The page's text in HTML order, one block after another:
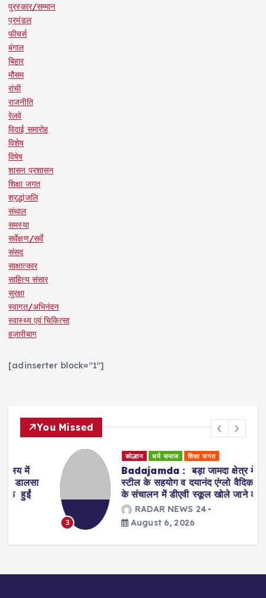
पुरस्कार/सम्मान
प्रमंडल
फीचर्स
बंगाल
बिहार
मौसम
रांची
राजनीति
रेलवे
विदाई समारोह
विशेष
विषेष
शासन प्रशासन
शिक्षा जगत
श्रद्धांजलि
संथाल
समस्या
सर्वेक्षण/सर्वे
संसद
साक्षात्कार
साहित्य संसार
सुरक्षा
स्वागत/अभिनंदन
स्वास्थ्य एवं चिकित्सा
हज़ारीबाग
[adinserter block="1"]
You Missed
कोल्हान धर्म समाज शिक्षा जगत
Badajamda : बड़ा जामदा क्षेत्र में टाटा
स्टील के सहयोग व दयानंद एंग्लो वैदिक संस्था
के संचालन में डीएवी स्कूल खोले जाने की मांग
RADAR NEWS 24
August 6, 2026